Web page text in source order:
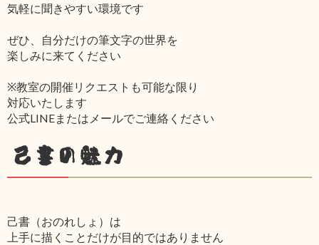
気軽に聞きやすい環境です
ぜひ、自分だけの筆文字の世界を
楽しみに来てください
※教室の開催リクエストも可能な限り
対応いたします
公式LINEまたはメールでご連絡ください
己書の魅力
己書（おのれしょ）は
上手に描くことだけが目的ではありません